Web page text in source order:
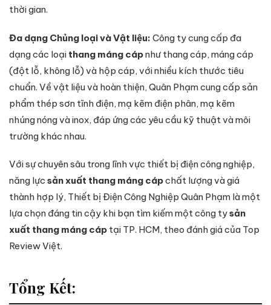
thời gian.
Đa dạng Chủng loại và Vật liệu: Công ty cung cấp đa
dạng các loại thang máng cápnhư thang cáp, máng cáp
(đột lỗ, không lỗ) và hộp cáp, với nhiều kích thước tiêu
chuẩn. Về vật liệu và hoàn thiện, Quân Phạm cung cấp sản
phẩm thép sơn tĩnh điện, mạ kẽm điện phân, mạ kẽm
nhúng nóng và inox, đáp ứng các yêu cầu kỹ thuật và môi
trường khác nhau.
Với sự chuyên sâu trong lĩnh vực thiết bị điện công nghiệp,
năng lực sản xuất thang máng cápchất lượng và giá
thành hợp lý, Thiết bị Điện Công Nghiệp Quân Phạm là một
lựa chọn đáng tin cậy khi bạn tìm kiếm một công tysản
xuất thang máng cáp tại TP. HCM, theo đánh giá của Top
Review Việt.
Tổng Kết: